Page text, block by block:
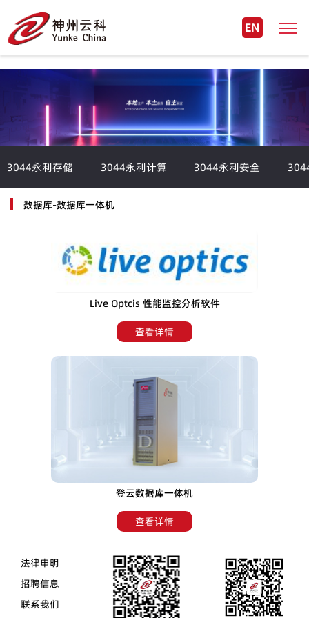
EN
3044永利存储 3044永利计算 3044永利安全
数据库-数据库一体机
Live Optcis 性能监控分析软件
查看详情
登云数据库一体机
查看详情
法律申明
招聘信息
联系我们